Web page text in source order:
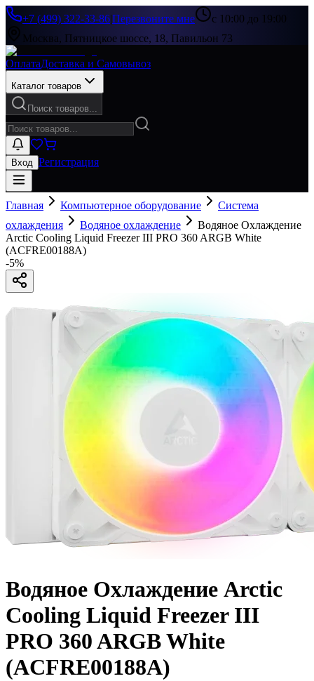
+7 (499) 322-33-86|Перезвоните мне
с 10:00 до 19:00
Москва, Пятницкое шоссе, 18, Павильон 73
ОплатаДоставка и Самовывоз
Каталог товаров
Поиск товаров...
Вход Регистрация
Главная Компьютерное оборудование
Система
охлаждения
Водяное охлаждение
Водяное Охлаждение
Arctic Cooling Liquid Freezer III PRO 360 ARGB White
(ACFRE00188A)
-5%
Водяное Охлаждение Arctic
Cooling Liquid Freezer III
PRO 360 ARGB White
(ACFRE00188A)